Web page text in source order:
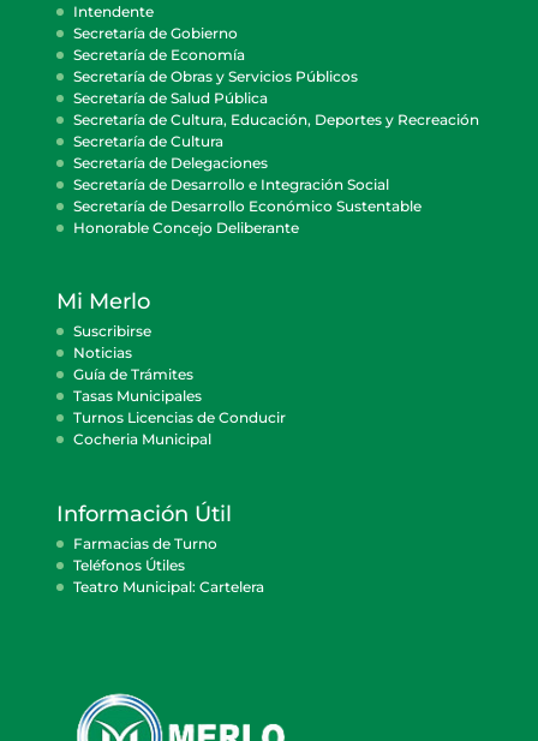
Intendente
Secretaría de Gobierno
Secretaría de Economía
Secretaría de Obras y Servicios Públicos
Secretaría de Salud Pública
Secretaría de Cultura, Educación, Deportes y Recreación
Secretaría de Cultura
Secretaría de Delegaciones
Secretaría de Desarrollo e Integración Social
Secretaría de Desarrollo Económico Sustentable
Honorable Concejo Deliberante
Mi Merlo
Suscribirse
Noticias
Guía de Trámites
Tasas Municipales
Turnos Licencias de Conducir
Cocheria Municipal
Información Útil
Farmacias de Turno
Teléfonos Útiles
Teatro Municipal: Cartelera